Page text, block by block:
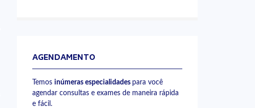
AGENDAMENTO
Temos inúmeras especialidades para você
agendar consultas e exames de maneira rápida
e fácil.